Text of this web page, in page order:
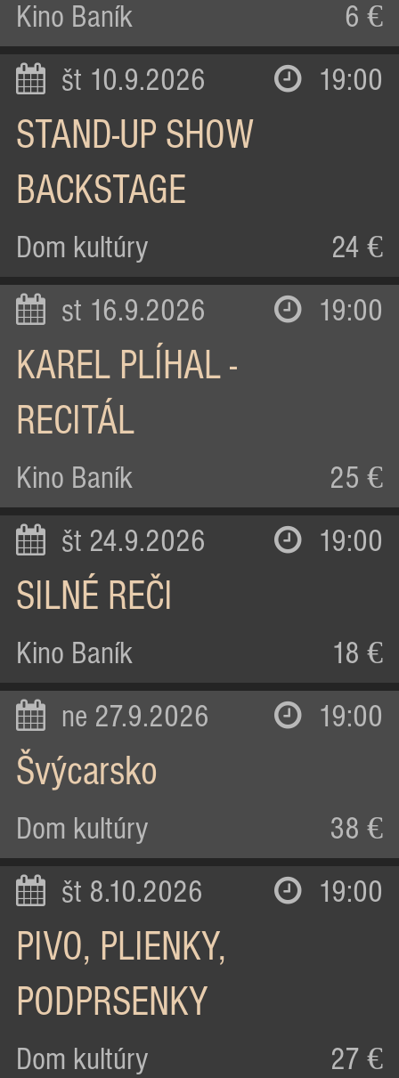
Kino Baník 6 €
št 10.9.2026 19:00
STAND-UP SHOW
BACKSTAGE
Dom kultúry 24 €
st 16.9.2026 19:00
KAREL PLÍHAL -
RECITÁL
Kino Baník 25 €
št 24.9.2026 19:00
SILNÉ REČI
Kino Baník 18 €
ne 27.9.2026 19:00
Švýcarsko
Dom kultúry 38 €
št 8.10.2026 19:00
PIVO, PLIENKY,
PODPRSENKY
Dom kultúry 27 €